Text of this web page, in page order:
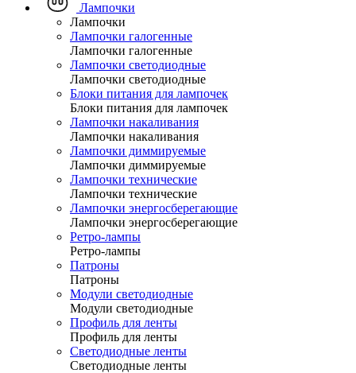
Лампочки
Лампочки
Лампочки галогенные
Лампочки галогенные
Лампочки светодиодные
Лампочки светодиодные
Блоки питания для лампочек
Блоки питания для лампочек
Лампочки накаливания
Лампочки накаливания
Лампочки диммируемые
Лампочки диммируемые
Лампочки технические
Лампочки технические
Лампочки энергосберегающие
Лампочки энергосберегающие
Ретро-лампы
Ретро-лампы
Патроны
Патроны
Модули светодиодные
Модули светодиодные
Профиль для ленты
Профиль для ленты
Светодиодные ленты
Светодиодные ленты